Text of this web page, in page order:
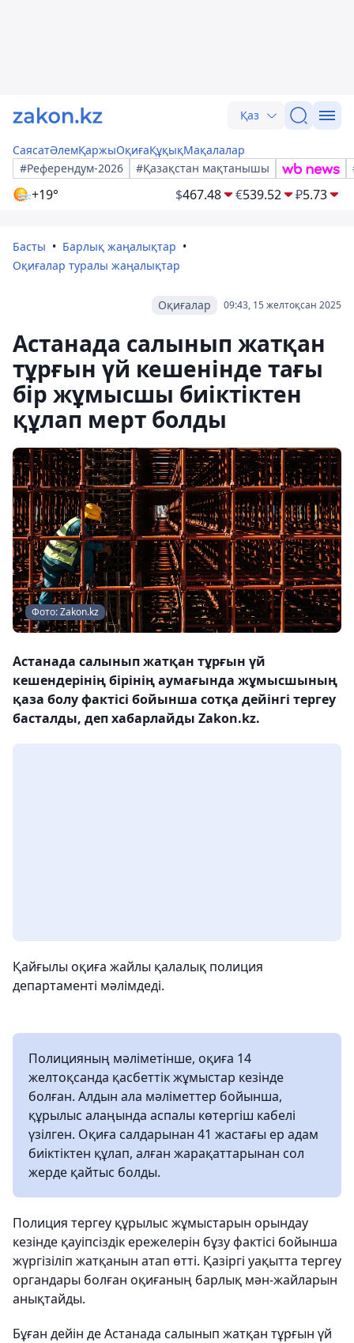
Қаз
СаясатӘлемҚаржыОқиғаҚұқықМақалалар
#Референдум-2026
#Қазақстан мақтанышы
+19° $467.48 €539.52 ₽5.73
Басты
Барлық жаңалықтар
Оқиғалар туралы жаңалықтар
09:43, 15 желтоқсан 2025
Оқиғалар
Астанада салынып жатқан
тұрғын үй кешенінде тағы
бір жұмысшы биіктіктен
құлап мерт болды
Фото: Zakon.kz
Астанада салынып жатқан тұрғын үй
кешендерінің бірінің аумағында жұмысшының
қаза болу фактісі бойынша сотқа дейінгі тергеу
басталды, деп хабарлайды Zakon.kz.
Қайғылы оқиға жайлы қалалық полиция
департаменті мәлімдеді.
Полицияның мәліметінше, оқиға 14
желтоқсанда қасбеттік жұмыстар кезінде
болған. Алдын ала мәліметтер бойынша,
құрылыс алаңында аспалы көтергіш кабелі
үзілген. Оқиға салдарынан 41 жастағы ер адам
биіктіктен құлап, алған жарақаттарынан сол
жерде қайтыс болды.
Полиция тергеу құрылыс жұмыстарын орындау
кезінде қауіпсіздік ережелерін бұзу фактісі бойынша
жүргізіліп жатқанын атап өтті. Қазіргі уақытта тергеу
органдары болған оқиғаның барлық мән-жайларын
анықтайды.
Бұған дейін де Астанада салынып жатқан тұрғын үй